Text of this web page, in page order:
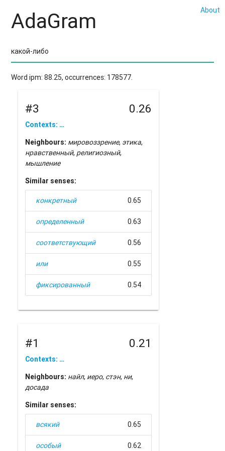
About
AdaGram
Word ipm: 88.25, occurrences: 178577.
#3 0.26
Contexts: …
Neighbours: мировоззрение, этика,
нравственный, религиозный,
мышление
Similar senses:
конкретный 0.65
определенный 0.63
соответствующий 0.56
или 0.55
фиксированный 0.54
#1 0.21
Contexts: …
Neighbours: найл, иеро, стэн, ни,
досада
Similar senses:
всякий 0.65
особый 0.62